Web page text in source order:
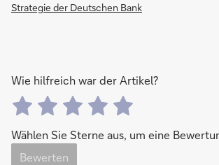
Strategie der Deutschen Bank
Wie hilfreich war der Artikel?
Wählen Sie Sterne aus, um eine
Bewerten